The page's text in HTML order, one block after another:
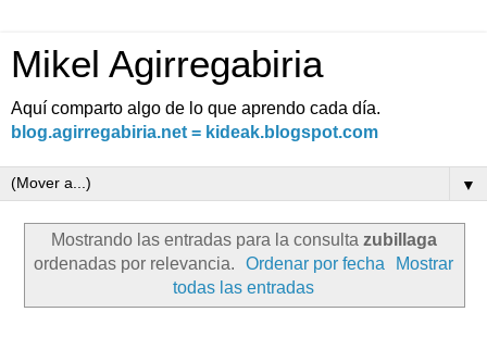
Mikel Agirregabiria
Aquí comparto algo de lo que aprendo cada día.
blog.agirregabiria.net = kideak.blogspot.com
▼
Mostrando las entradas para la consulta zubillaga
ordenadas por relevancia.
Ordenar por fecha
Mostrar
todas las entradas